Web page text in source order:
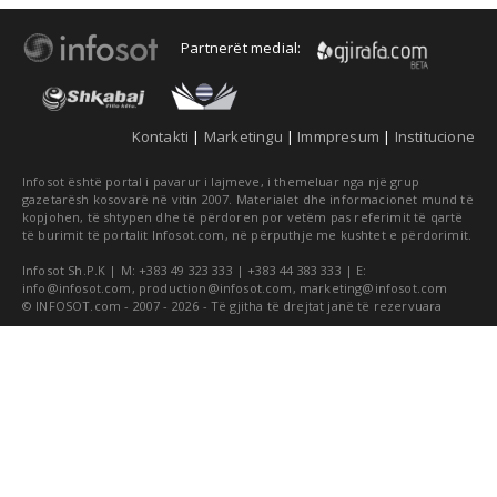
Partnerët medial:
Kontakti | Marketingu | Immpresum | Institucione
Infosot është portal i pavarur i lajmeve, i themeluar nga një grup
gazetarësh kosovarë në vitin 2007. Materialet dhe informacionet mund të
kopjohen, të shtypen dhe të përdoren por vetëm pas referimit të qartë
të burimit të portalit Infosot.com, në përputhje me kushtet e përdorimit.
Infosot Sh.P.K | M: +383 49 323 333 | +383 44 383 333 | E:
info@infosot.com , production@infosot.com , marketing@infosot.com
© INFOSOT.com - 2007 - 2026 - Të gjitha të drejtat janë të rezervuara